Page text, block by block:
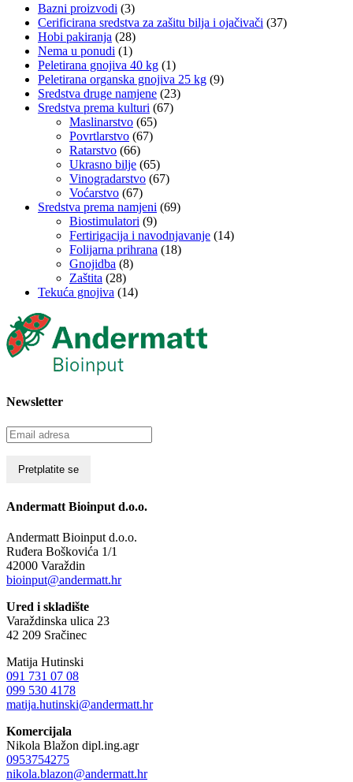
Bazni proizvodi (3)
Cerificirana sredstva za zašitu bilja i ojačivači (37)
Hobi pakiranja (28)
Nema u ponudi (1)
Peletirana gnojiva 40 kg (1)
Peletirana organska gnojiva 25 kg (9)
Sredstva druge namjene (23)
Sredstva prema kulturi (67)
Maslinarstvo (65)
Povrtlarstvo (67)
Ratarstvo (66)
Ukrasno bilje (65)
Vinogradarstvo (67)
Voćarstvo (67)
Sredstva prema namjeni (69)
Biostimulatori (9)
Fertirigacija i navodnjavanje (14)
Folijarna prihrana (18)
Gnojidba (8)
Zaštita (28)
Tekuća gnojiva (14)
Newsletter
Andermatt Bioinput d.o.o.
Andermatt Bioinput d.o.o.
Ruđera Boškovića 1/1
42000 Varaždin
bioinput@andermatt.hr
Ured i skladište
Varaždinska ulica 23
42 209 Sračinec
Matija Hutinski
091 731 07 08
099 530 4178
matija.hutinski@andermatt.hr
Komercijala
Nikola Blažon dipl.ing.agr
0953754275
nikola.blazon@andermatt.hr